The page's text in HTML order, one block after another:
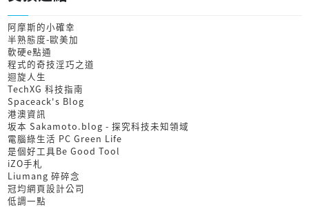
阿摩斯的小確幸
半熟態度-歐美加
軟硬e點通
程式的奇技淫巧之道
迴旋人生
TechXG 科技指南
Spaceack's Blog
港澳資訊
坂本 Sakamoto.blog - 探究科技未知領域
電腦綠生活 PC Green Life
是個好工具Be Good Tool
iZO手札
Liumang 碎碎念
冠均網頁設計公司
低調一點